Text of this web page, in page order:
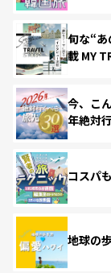
旬な“
載 MY
今、こ
年絶対
コスパ
地球の